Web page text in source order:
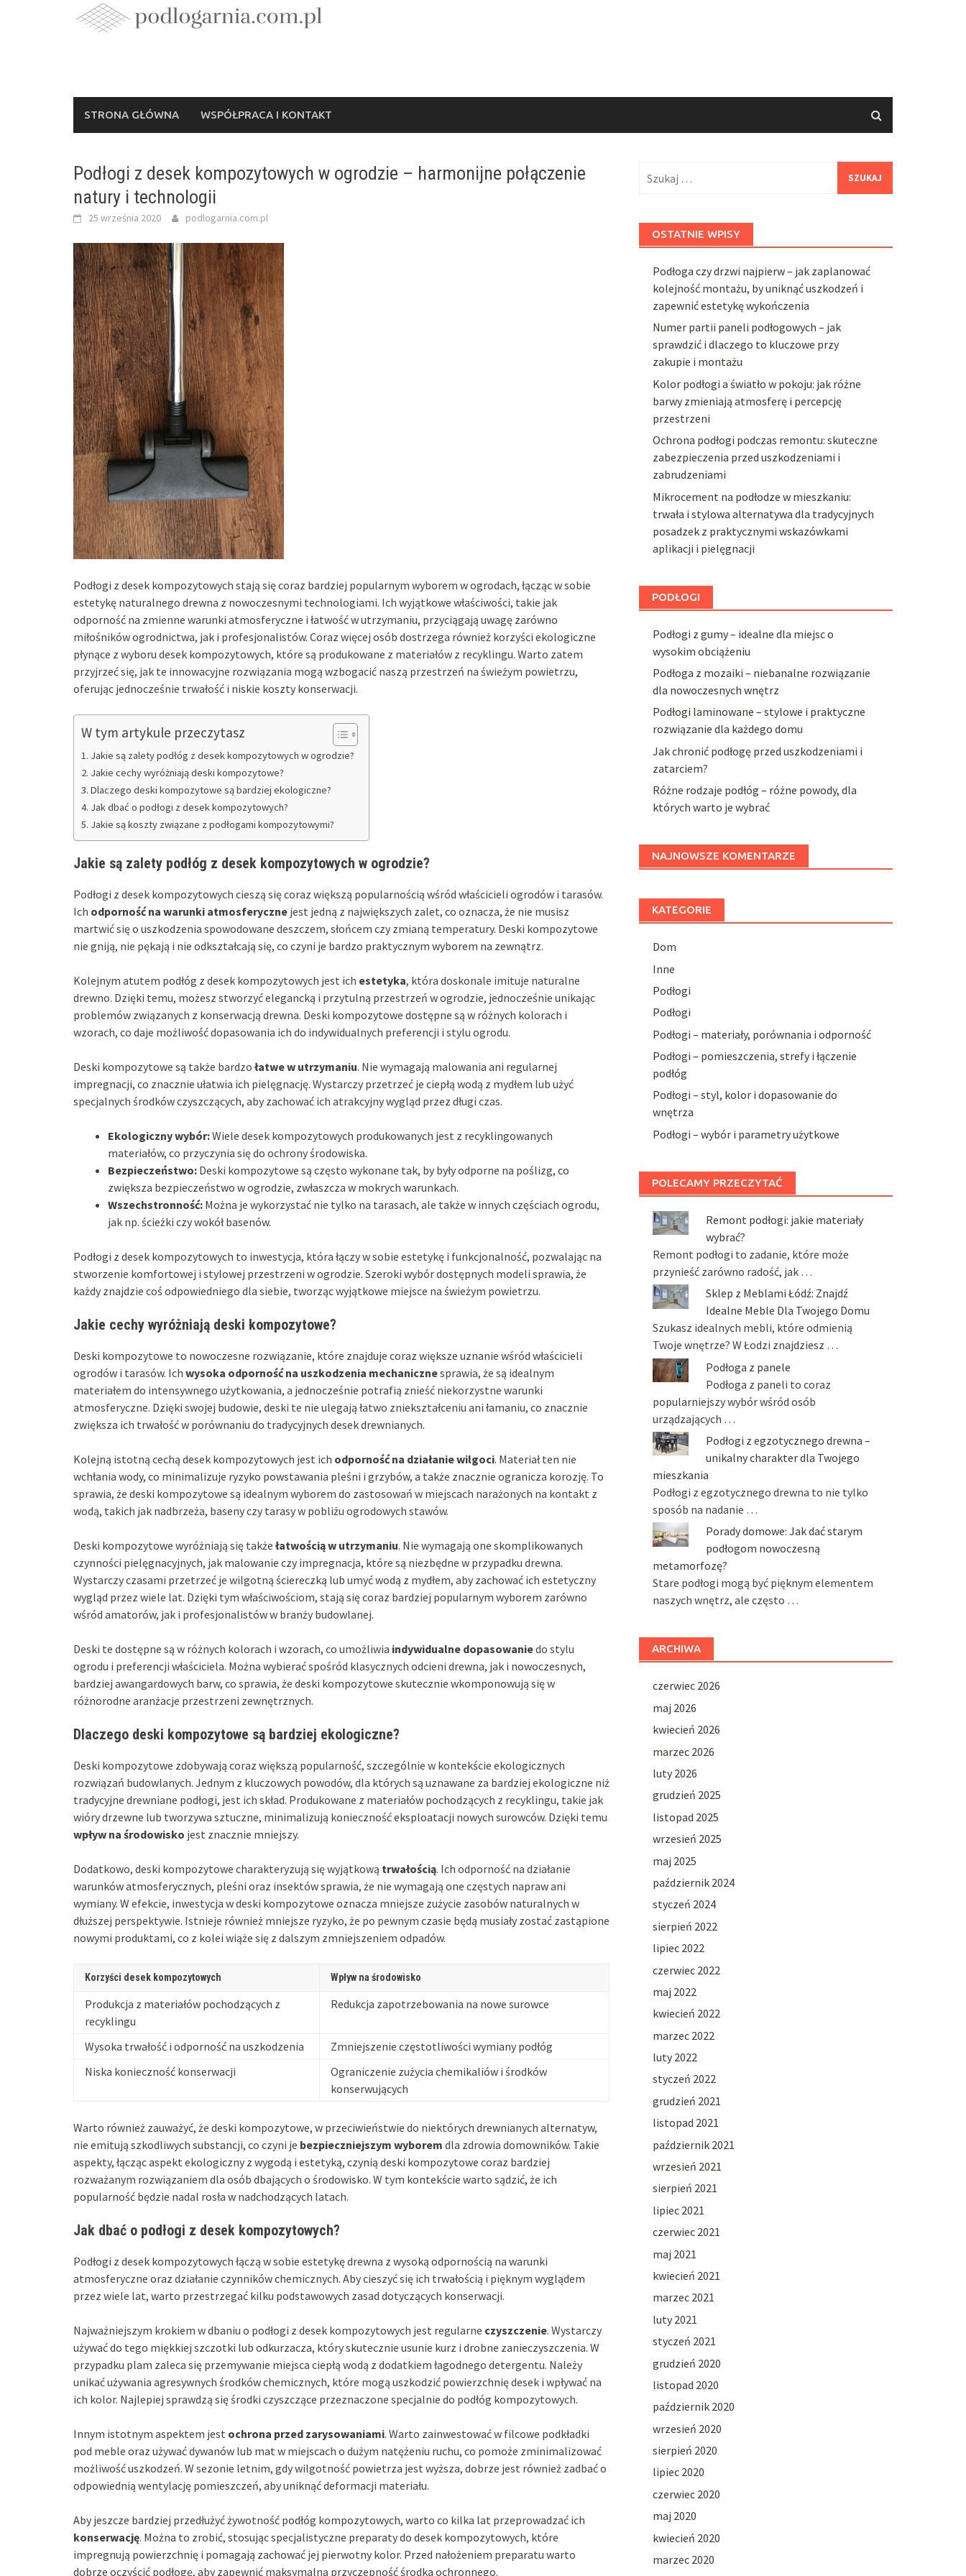
STRONA GŁÓWNA WSPÓŁPRACA I KONTAKT
Podłogi z desek kompozytowych w ogrodzie – harmonijne połączenie
natury i technologii
25 września 2020 podlogarnia.com.pl
Podłogi z desek kompozytowych stają się coraz bardziej popularnym wyborem w ogrodach, łącząc w sobie
estetykę naturalnego drewna z nowoczesnymi technologiami. Ich wyjątkowe właściwości, takie jak
odporność na zmienne warunki atmosferyczne i łatwość w utrzymaniu, przyciągają uwagę zarówno
miłośników ogrodnictwa, jak i profesjonalistów. Coraz więcej osób dostrzega również korzyści ekologiczne
płynące z wyboru desek kompozytowych, które są produkowane z materiałów z recyklingu. Warto zatem
przyjrzeć się, jak te innowacyjne rozwiązania mogą wzbogacić naszą przestrzeń na świeżym powietrzu,
oferując jednocześnie trwałość i niskie koszty konserwacji.
W tym artykule przeczytasz
Jakie są zalety podłóg z desek kompozytowych w ogrodzie?
Jakie cechy wyróżniają deski kompozytowe?
Dlaczego deski kompozytowe są bardziej ekologiczne?
Jak dbać o podłogi z desek kompozytowych?
Jakie są koszty związane z podłogami kompozytowymi?
Jakie są zalety podłóg z desek kompozytowych w ogrodzie?
Podłogi z desek kompozytowych cieszą się coraz większą popularnością wśród właścicieli ogrodów i tarasów.
Ich odporność na warunki atmosferyczne jest jedną z największych zalet, co oznacza, że nie musisz
martwić się o uszkodzenia spowodowane deszczem, słońcem czy zmianą temperatury. Deski kompozytowe
nie gniją, nie pękają i nie odkształcają się, co czyni je bardzo praktycznym wyborem na zewnątrz.
Kolejnym atutem podłóg z desek kompozytowych jest ich estetyka, która doskonale imituje naturalne
drewno. Dzięki temu, możesz stworzyć elegancką i przytulną przestrzeń w ogrodzie, jednocześnie unikając
problemów związanych z konserwacją drewna. Deski kompozytowe dostępne są w różnych kolorach i
wzorach, co daje możliwość dopasowania ich do indywidualnych preferencji i stylu ogrodu.
Deski kompozytowe są także bardzo łatwe w utrzymaniu. Nie wymagają malowania ani regularnej
impregnacji, co znacznie ułatwia ich pielęgnację. Wystarczy przetrzeć je ciepłą wodą z mydłem lub użyć
specjalnych środków czyszczących, aby zachować ich atrakcyjny wygląd przez długi czas.
Ekologiczny wybór:Wiele desek kompozytowych produkowanych jest z recyklingowanych
materiałów, co przyczynia się do ochrony środowiska.
Bezpieczeństwo: Deski kompozytowe są często wykonane tak, by były odporne na poślizg, co
zwiększa bezpieczeństwo w ogrodzie, zwłaszcza w mokrych warunkach.
Wszechstronność: Można je wykorzystać nie tylko na tarasach, ale także w innych częściach ogrodu,
jak np. ścieżki czy wokół basenów.
Podłogi z desek kompozytowych to inwestycja, która łączy w sobie estetykę i funkcjonalność, pozwalając na
stworzenie komfortowej i stylowej przestrzeni w ogrodzie. Szeroki wybór dostępnych modeli sprawia, że
każdy znajdzie coś odpowiedniego dla siebie, tworząc wyjątkowe miejsce na świeżym powietrzu.
Jakie cechy wyróżniają deski kompozytowe?
Deski kompozytowe to nowoczesne rozwiązanie, które znajduje coraz większe uznanie wśród właścicieli
ogrodów i tarasów. Ich wysoka odporność na uszkodzenia mechanicznesprawia, że są idealnym
materiałem do intensywnego użytkowania, a jednocześnie potrafią znieść niekorzystne warunki
atmosferyczne. Dzięki swojej budowie, deski te nie ulegają łatwo zniekształceniu ani łamaniu, co znacznie
zwiększa ich trwałość w porównaniu do tradycyjnych desek drewnianych.
Kolejną istotną cechą desek kompozytowych jest ich odporność na działanie wilgoci. Materiał ten nie
wchłania wody, co minimalizuje ryzyko powstawania pleśni i grzybów, a także znacznie ogranicza korozję. To
sprawia, że deski kompozytowe są idealnym wyborem do zastosowań w miejscach narażonych na kontakt z
wodą, takich jak nadbrzeża, baseny czy tarasy w pobliżu ogrodowych stawów.
Deski kompozytowe wyróżniają się także łatwością w utrzymaniu. Nie wymagają one skomplikowanych
czynności pielęgnacyjnych, jak malowanie czy impregnacja, które są niezbędne w przypadku drewna.
Wystarczy czasami przetrzeć je wilgotną ściereczką lub umyć wodą z mydłem, aby zachować ich estetyczny
wygląd przez wiele lat. Dzięki tym właściwościom, stają się coraz bardziej popularnym wyborem zarówno
wśród amatorów, jak i profesjonalistów w branży budowlanej.
Deski te dostępne są w różnych kolorach i wzorach, co umożliwia indywidualne dopasowaniedo stylu
ogrodu i preferencji właściciela. Można wybierać spośród klasycznych odcieni drewna, jak i nowoczesnych,
bardziej awangardowych barw, co sprawia, że deski kompozytowe skutecznie wkomponowują się w
różnorodne aranżacje przestrzeni zewnętrznych.
Dlaczego deski kompozytowe są bardziej ekologiczne?
Deski kompozytowe zdobywają coraz większą popularność, szczególnie w kontekście ekologicznych
rozwiązań budowlanych. Jednym z kluczowych powodów, dla których są uznawane za bardziej ekologiczne niż
tradycyjne drewniane podłogi, jest ich skład. Produkowane z materiałów pochodzących z recyklingu, takie jak
wióry drzewne lub tworzywa sztuczne, minimalizują konieczność eksploatacji nowych surowców. Dzięki temu
wpływ na środowisko jest znacznie mniejszy.
Dodatkowo, deski kompozytowe charakteryzują się wyjątkową trwałością. Ich odporność na działanie
warunków atmosferycznych, pleśni oraz insektów sprawia, że nie wymagają one częstych napraw ani
wymiany. W efekcie, inwestycja w deski kompozytowe oznacza mniejsze zużycie zasobów naturalnych w
dłuższej perspektywie. Istnieje również mniejsze ryzyko, że po pewnym czasie będą musiały zostać zastąpione
nowymi produktami, co z kolei wiąże się z dalszym zmniejszeniem odpadów.
Korzyści desek kompozytowych Wpływ na środowisko
Produkcja z materiałów pochodzących z
recyklingu
Redukcja zapotrzebowania na nowe surowce
Wysoka trwałość i odporność na uszkodzenia
Zmniejszenie częstotliwości wymiany podłóg
Niska konieczność konserwacji
Ograniczenie zużycia chemikaliów i środków
konserwujących
Warto również zauważyć, że deski kompozytowe, w przeciwieństwie do niektórych drewnianych alternatyw,
nie emitują szkodliwych substancji, co czyni je bezpieczniejszym wyborem dla zdrowia domowników. Takie
aspekty, łącząc aspekt ekologiczny z wygodą i estetyką, czynią deski kompozytowe coraz bardziej
rozważanym rozwiązaniem dla osób dbających o środowisko. W tym kontekście warto sądzić, że ich
popularność będzie nadal rosła w nadchodzących latach.
Jak dbać o podłogi z desek kompozytowych?
Podłogi z desek kompozytowych łączą w sobie estetykę drewna z wysoką odpornością na warunki
atmosferyczne oraz działanie czynników chemicznych. Aby cieszyć się ich trwałością i pięknym wyglądem
przez wiele lat, warto przestrzegać kilku podstawowych zasad dotyczących konserwacji.
Najważniejszym krokiem w dbaniu o podłogi z desek kompozytowych jest regularne czyszczenie. Wystarczy
używać do tego miękkiej szczotki lub odkurzacza, który skutecznie usunie kurz i drobne zanieczyszczenia. W
przypadku plam zaleca się przemywanie miejsca ciepłą wodą z dodatkiem łagodnego detergentu. Należy
unikać używania agresywnych środków chemicznych, które mogą uszkodzić powierzchnię desek i wpływać na
ich kolor. Najlepiej sprawdzą się środki czyszczące przeznaczone specjalnie do podłóg kompozytowych.
Innym istotnym aspektem jest ochrona przed zarysowaniami. Warto zainwestować w filcowe podkładki
pod meble oraz używać dywanów lub mat w miejscach o dużym natężeniu ruchu, co pomoże zminimalizować
możliwość uszkodzeń. W sezonie letnim, gdy wilgotność powietrza jest wyższa, dobrze jest również zadbać o
odpowiednią wentylację pomieszczeń, aby uniknąć deformacji materiału.
Aby jeszcze bardziej przedłużyć żywotność podłóg kompozytowych, warto co kilka lat przeprowadzać ich
konserwację. Można to zrobić, stosując specjalistyczne preparaty do desek kompozytowych, które
impregnują powierzchnię i pomagają zachować jej pierwotny kolor. Przed nałożeniem preparatu warto
dobrze oczyścić podłogę, aby zapewnić maksymalną przyczepność środka ochronnego.
OSTATNIE WPISY
Podłoga czy drzwi najpierw – jak zaplanować
kolejność montażu, by uniknąć uszkodzeń i
zapewnić estetykę wykończenia
Numer partii paneli podłogowych – jak
sprawdzić i dlaczego to kluczowe przy
zakupie i montażu
Kolor podłogi a światło w pokoju: jak różne
barwy zmieniają atmosferę i percepcję
przestrzeni
Ochrona podłogi podczas remontu: skuteczne
zabezpieczenia przed uszkodzeniami i
zabrudzeniami
Mikrocement na podłodze w mieszkaniu:
trwała i stylowa alternatywa dla tradycyjnych
posadzek z praktycznymi wskazówkami
aplikacji i pielęgnacji
PODŁOGI
Podłogi z gumy – idealne dla miejsc o
wysokim obciążeniu
Podłoga z mozaiki – niebanalne rozwiązanie
dla nowoczesnych wnętrz
Podłogi laminowane – stylowe i praktyczne
rozwiązanie dla każdego domu
Jak chronić podłogę przed uszkodzeniami i
zatarciem?
Różne rodzaje podłóg – różne powody, dla
których warto je wybrać
NAJNOWSZE KOMENTARZE
KATEGORIE
Dom
Inne
Podłogi
Podłogi
Podłogi – materiały, porównania i odporność
Podłogi – pomieszczenia, strefy i łączenie
podłóg
Podłogi – styl, kolor i dopasowanie do
wnętrza
Podłogi – wybór i parametry użytkowe
POLECAMY PRZECZYTAĆ
Remont podłogi: jakie materiały
wybrać?
Remont podłogi to zadanie, które może
przynieść zarówno radość, jak …
Sklep z Meblami Łódź: Znajdź
Idealne Meble Dla Twojego Domu
Szukasz idealnych mebli, które odmienią
Twoje wnętrze? W Łodzi znajdziesz …
Podłoga z panele
Podłoga z paneli to coraz
popularniejszy wybór wśród osób
urządzających …
Podłogi z egzotycznego drewna –
unikalny charakter dla Twojego
mieszkania
Podłogi z egzotycznego drewna to nie tylko
sposób na nadanie …
Porady domowe: Jak dać starym
podłogom nowoczesną
metamorfozę?
Stare podłogi mogą być pięknym elementem
naszych wnętrz, ale często …
ARCHIWA
czerwiec 2026
maj 2026
kwiecień 2026
marzec 2026
luty 2026
grudzień 2025
listopad 2025
wrzesień 2025
maj 2025
październik 2024
styczeń 2024
sierpień 2022
lipiec 2022
czerwiec 2022
maj 2022
kwiecień 2022
marzec 2022
luty 2022
styczeń 2022
grudzień 2021
listopad 2021
październik 2021
wrzesień 2021
sierpień 2021
lipiec 2021
czerwiec 2021
maj 2021
kwiecień 2021
marzec 2021
luty 2021
styczeń 2021
grudzień 2020
listopad 2020
październik 2020
wrzesień 2020
sierpień 2020
lipiec 2020
czerwiec 2020
maj 2020
kwiecień 2020
marzec 2020